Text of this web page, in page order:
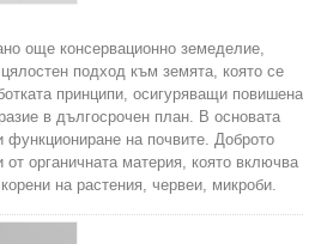
още консервационно земеделие,
подход към земята, която се
принципи, осигуряващи повишена
в дългосрочен план. В основата
функциониране на почвите. Доброто
от органичната материя, която включва
на растения, червеи, микроби.